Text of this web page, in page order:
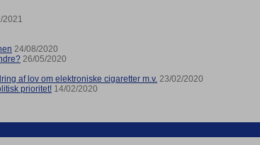
2021
24/08/2020
26/05/2020
af lov om elektroniske cigaretter m.v. 23/02/2020
prioritet! 14/02/2020